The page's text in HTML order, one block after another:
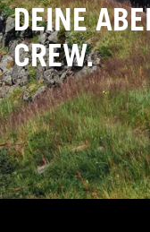
DEINE
CREW.